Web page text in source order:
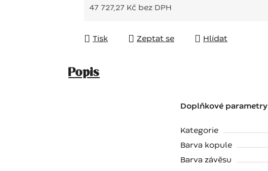
47 727,27 Kč bez DPH
Tisk Zeptat se Hlídat
Popis
Doplňkové parametry
Kategorie
Barva kopule
Barva závěsu